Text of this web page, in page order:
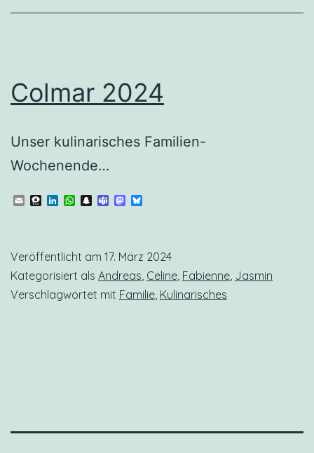
Colmar 2024
Unser kulinarisches Familien-
Wochenende…
EmailThreema
LinkedIn
WhatsApp
Snapchat
TeamsMastodon
Veröffentlicht am 17. März 2024
Kategorisiert als Andreas Celine Fabienne Jasmin
Verschlagwortet mit Familie Kulinarisches